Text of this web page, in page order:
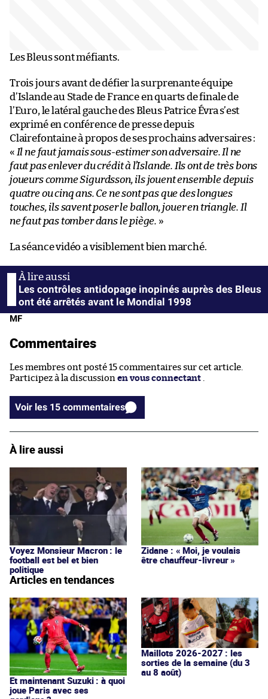
Les Bleus sont méfiants.
Trois jours avant de défier la surprenante équipe
d’Islande au Stade de France en quarts de finale de
l’Euro, le latéral gauche des Bleus Patrice Évra s’est
exprimé en conférence de presse depuis
Clairefontaine à propos de ses prochains adversaires :
« Il ne faut jamais sous-estimer son adversaire. Il ne
faut pas enlever du crédit à l’Islande. Ils ont de très bons
joueurs comme Sigurdsson, ils jouent ensemble depuis
quatre ou cinq ans. Ce ne sont pas que des longues
touches, ils savent poser le ballon, jouer en triangle. Il
ne faut pas tomber dans le piège. »
La séance vidéo a visiblement bien marché.
Les contrôles antidopage inopinés auprès des Bleus
ont été arrêtés avant le Mondial 1998
MF
Commentaires
Les membres ont posté 15 commentaires sur cet article.
Participez à la discussion en vous connectant .
Voir les 15 commentaires
À lire aussi
Voyez Monsieur Macron : le
football est bel et bien
politique
Zidane : « Moi, je voulais
être chauffeur-livreur »
Articles en tendances
Et maintenant Suzuki : à quoi
joue Paris avec ses
Maillots 2026-2027 : les
sorties de la semaine (du 3
au 8 août)